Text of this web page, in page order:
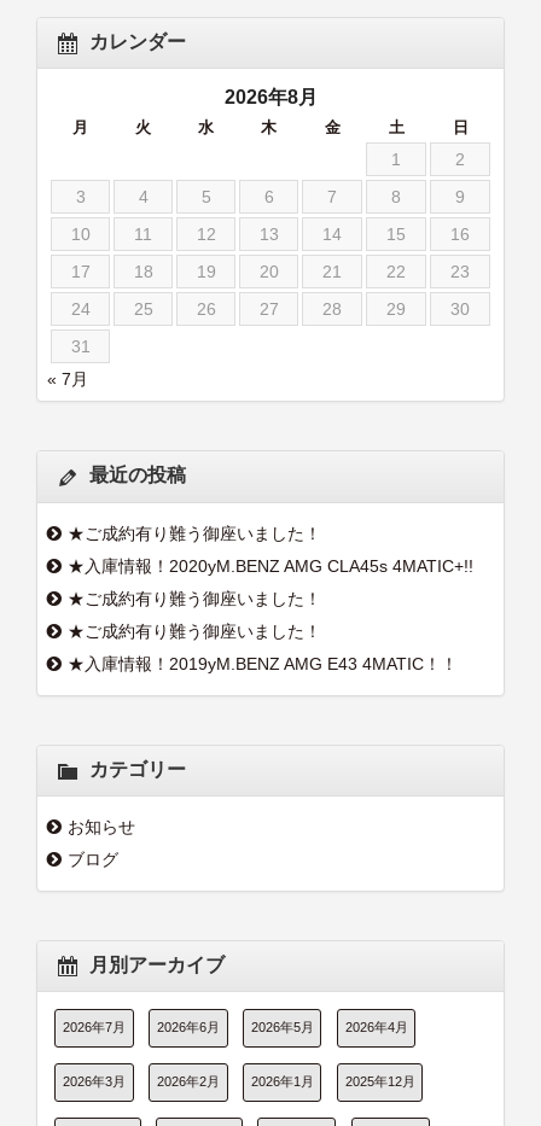
カレンダー
2026年8月
月 火 水 木 金 土 日
1
2
3
4 5 6 7 8
9
10
11 12 13 14 15
16
17
18 19 20 21 22
23
24
25 26 27 28 29
30
31
« 7月
最近の投稿
★ご成約有り難う御座いました！
★入庫情報！2020yM.BENZ AMG CLA45s 4MATIC+!!
★ご成約有り難う御座いました！
★ご成約有り難う御座いました！
★入庫情報！2019yM.BENZ AMG E43 4MATIC！！
カテゴリー
お知らせ
ブログ
月別アーカイブ
2026年7月 2026年6月 2026年5月 2026年4月
2026年3月 2026年2月 2026年1月 2025年12月